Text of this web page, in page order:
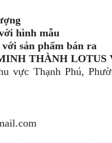
hình mẫu
sản phẩm bán ra
THÀNH LOTUS
vực Thạnh Phú,